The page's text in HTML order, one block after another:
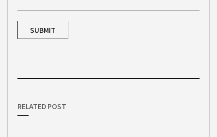
RELATED POST